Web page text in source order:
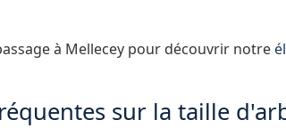
à Mellecey pour découvrir notre
sur la taille